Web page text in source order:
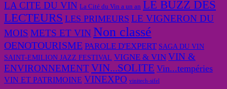
LA CITE DU VIN La Cité du Vin a un an LE BUZZ DES
LECTEURS LES PRIMEURS LE VIGNERON DU
MOIS METS ET VIN Non classé
OENOTOURISME PAROLE D'EXPERT SAGA DU VIN
SAINT-EMILION JAZZ FESTIVAL VIGNE & VIN VIN &
ENVIRONNEMENTVIN...SOLITE Vin...tempéries
VIN ET PATRIMOINE VINEXPO vinitech-sifel